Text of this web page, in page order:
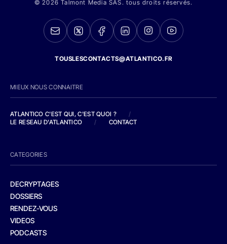
© 2026 Talmont Media SAS. tous droits réservés.
TOUSLESCONTACTS@ATLANTICO.FR
MIEUX NOUS CONNAITRE
ATLANTICO C'EST QUI, C'EST QUOI ?
/
LE RESEAU D'ATLANTICO
/ CONTACT
CATEGORIES
DECRYPTAGES
DOSSIERS
RENDEZ-VOUS
VIDEOS
PODCASTS